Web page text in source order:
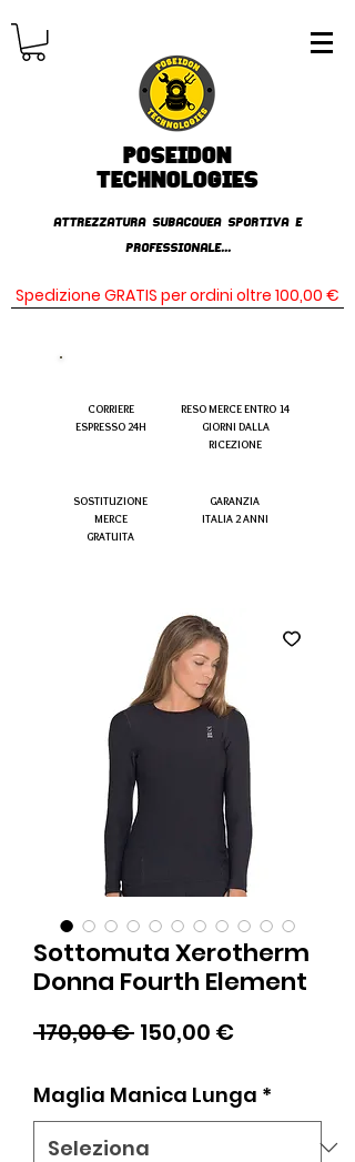
Poseidon
TECHNOLOGIES
AttrezzaturA subacqueA SPORTIVA E
PROFESSIONALE...
Spedizione GRATIS per ordini oltre 100,00 €
CORRIERE
ESPRESSO 24H
SOSTITUZIONE
MERCE
GRATUITA
RESO MERCE ENTRO 14
GIORNI DALLA
RICEZIONE
GARANZIA
ITALIA 2 ANNI
Sottomuta Xerotherm
Donna Fourth Element
170,00 € Prezzo
150,00 €Prezzo
Maglia Manica Lunga *